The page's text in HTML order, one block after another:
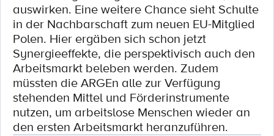
auswirken. Eine weitere Chance sieht Schulte
in der Nachbarschaft zum neuen EU-Mitglied
Polen. Hier ergäben sich schon jetzt
Synergieeffekte, die perspektivisch auch den
Arbeitsmarkt beleben werden. Zudem
müssten die ARGEn alle zur Verfügung
stehenden Mittel und Förderinstrumente
nutzen, um arbeitslose Menschen wieder an
den ersten Arbeitsmarkt heranzuführen.